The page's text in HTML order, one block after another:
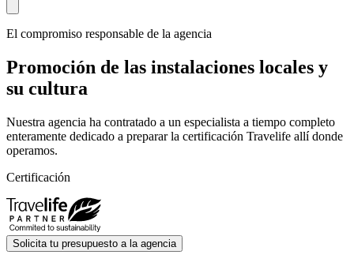
El compromiso responsable de la agencia
Promoción de las instalaciones locales y
su cultura
Nuestra agencia ha contratado a un especialista a tiempo completo
enteramente dedicado a preparar la certificación Travelife allí donde
operamos.
Certificación
Solicita tu presupuesto a la agencia